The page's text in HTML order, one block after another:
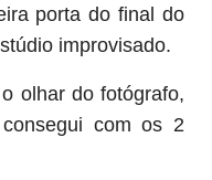
porta do final do
improvisado.
olhar do fotógrafo,
com os 2